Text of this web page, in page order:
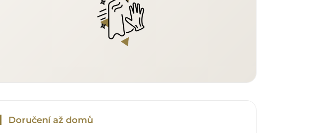
Doručení až domů